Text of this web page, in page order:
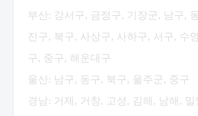
부산: 강서구, 금정구, 기장군, 남구,
진구, 북구, 사상구, 사하구, 서구, 수
구, 중구, 해운대구
울산: 남구, 동구, 북구, 울주군, 중구
경남: 거제, 거창, 고성, 김해, 남해,